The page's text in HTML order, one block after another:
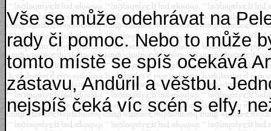
Vše se může odehrávat na
rady či pomoc. Nebo to může
tomto místě se spíš očekává
zástavu, Andůril a věštbu.
nejspíš čeká víc scén s elfy,